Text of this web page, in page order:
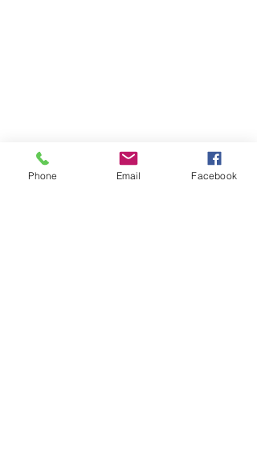
Phone Email Facebook